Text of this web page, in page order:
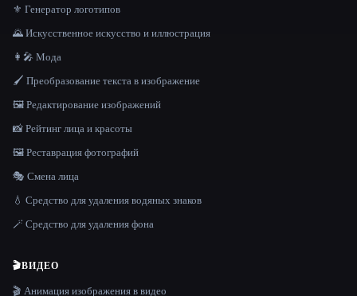
⚜️ Генератор логотипов
🌄 Искусственное искусство и иллюстрация
👩‍🎤 Мода
🖌️ Преобразование текста в изображение
🖼️ Редактирование изображений
📸 Рейтинг лица и красоты
🖼️ Реставрация фотографий
🎭 Смена лица
💧 Средство для удаления водяных знаков
🪄 Средство для удаления фона
🎬ВИДЕО
🎬 Анимация изображения в видео